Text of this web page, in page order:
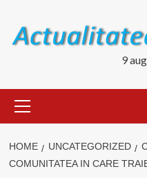
content
9
Menu
HOME UNCATEGORIZED
COMUNITATEA IN CARE